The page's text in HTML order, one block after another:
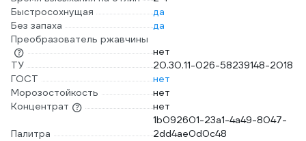
Быстросохнущая
да
Без запаха
да
Преобразователь ржавчины
нет
ТУ
20.30.11-026-58239148-2018
ГОСТ
нет
Морозостойкость
нет
Концентрат
нет
Палитра
1b092601-23a1-4a49-8047-
2dd4ae0d0c48